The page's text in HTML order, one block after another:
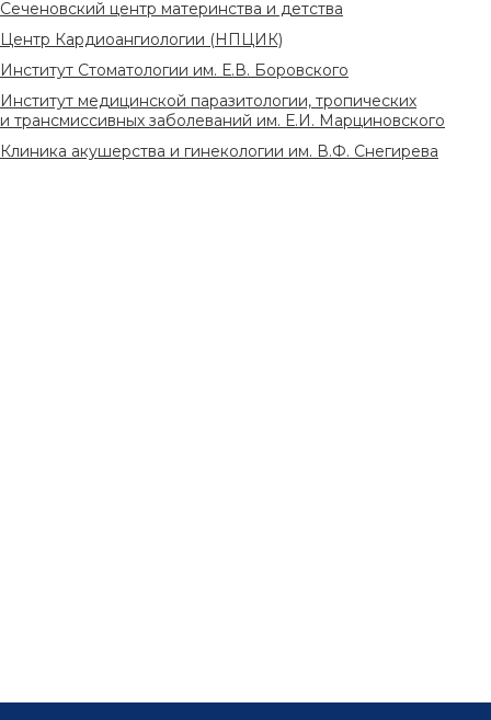
Сеченовский центр материнства и детства
Центр Кардиоангиологии (НПЦИК)
Институт Стоматологии им. Е.В. Боровского
Институт медицинской паразитологии, тропических
и трансмиссивных заболеваний им. Е.И. Марциновского
Клиника акушерства и гинекологии им. В.Ф. Снегирева